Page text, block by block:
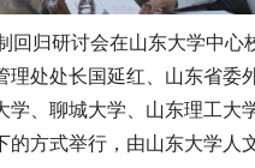
回归研讨会在山东大学中
处处长国延红、山东省委
、聊城大学、山东理工大
方式举行，由山东大学人